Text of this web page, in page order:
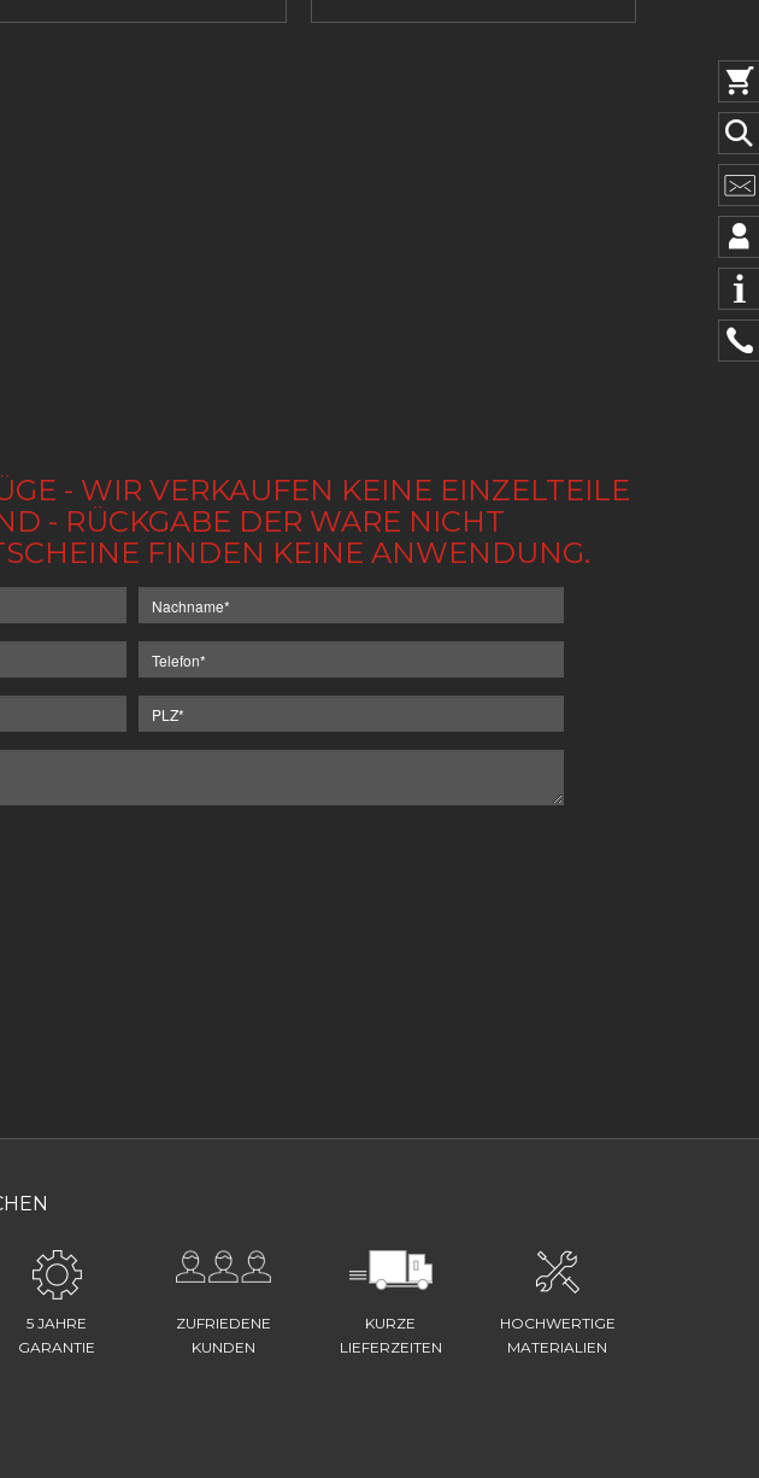
- WIR VERKAUFEN KEINE EINZELTEILE
- RÜCKGABE DER WARE NICHT
FINDEN KEINE ANWENDUNG.
5 JAHRE
GARANTIE
ZUFRIEDENE
KUNDEN
KURZE
LIEFERZEITEN
HOCHWERTIGE
MATERIALIEN